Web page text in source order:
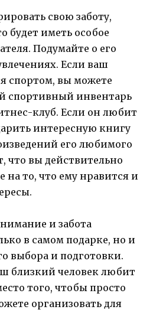
свою заботу,
будет иметь особое
Подумайте о его
Если ваш
спортом, вы можете
спортивный инвентарь
клуб. Если он любит
интересную книгу
его любимого
что вы действительно
то, что ему нравится и
и забота
в самом подарке, но и
выбора и подготовки.
близкий человек любит
того, чтобы просто
организовать для